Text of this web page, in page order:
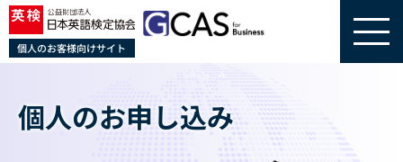
個人のお客様向けサイト
個人のお申し込み